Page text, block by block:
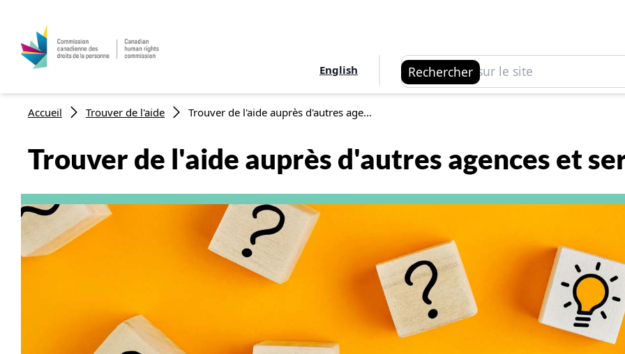
English Rechercher
Rechercher
Fil d'Ariane
Accueil Trouver de l'aide Trouver de l'aide auprès d'autres age...
Trouver de l'aide auprès d'autres agences et